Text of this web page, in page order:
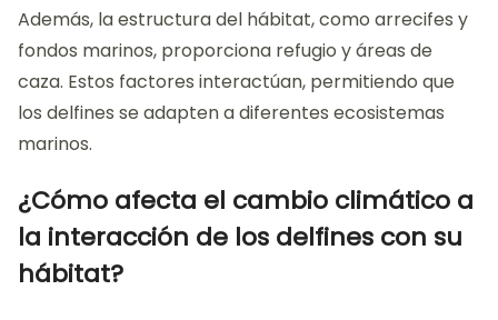
Además, la estructura del hábitat, como arrecifes y
fondos marinos, proporciona refugio y áreas de
caza. Estos factores interactúan, permitiendo que
los delfines se adapten a diferentes ecosistemas
marinos.
¿Cómo afecta el cambio climático a
la interacción de los delfines con su
hábitat?